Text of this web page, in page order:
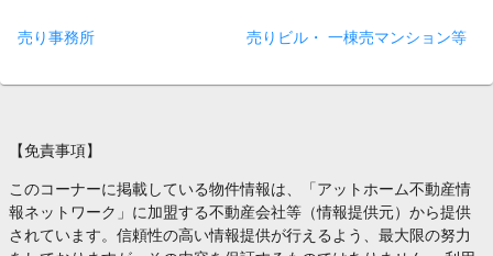
売り事務所 売りビル・ 一棟売マンション等
【免責事項】
このコーナーに掲載している物件情報は、「アットホーム不動産情
報ネットワーク」に加盟する不動産会社等（情報提供元）から提供
されています。信頼性の高い情報提供が行えるよう、最大限の努力